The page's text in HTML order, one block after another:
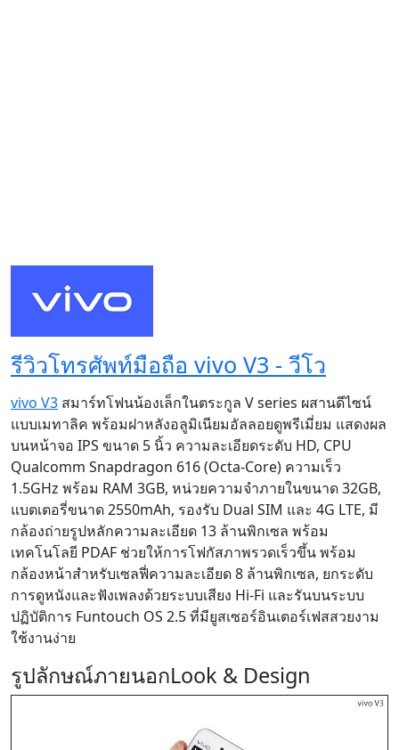
รีวิวโทรศัพท์มือถือ vivo V3 - วีโว
vivo V3 สมาร์ทโฟนน้องเล็กในตระกูล V series ผสานดีไซน์
แบบเมทาลิค พร้อมฝาหลังอลูมิเนียมอัลลอยดูพรีเมี่ยม แสดงผล
บนหน้าจอ IPS ขนาด 5 นิ้ว ความละเอียดระดับ HD, CPU
Qualcomm Snapdragon 616 (Octa-Core) ความเร็ว
1.5GHz พร้อม RAM 3GB, หน่วยความจำภายในขนาด 32GB,
แบตเตอรี่ขนาด 2550mAh, รองรับ Dual SIM และ 4G LTE, มี
กล้องถ่ายรูปหลักความละเอียด 13 ล้านพิกเซล พร้อม
เทคโนโลยี PDAF ช่วยให้การโฟกัสภาพรวดเร็วขึ้น พร้อม
กล้องหน้าสำหรับเซลฟี่ความละเอียด 8 ล้านพิกเซล, ยกระดับ
การดูหนังและฟังเพลงด้วยระบบเสียง Hi-Fi และรันบนระบบ
ปฏิบัติการ Funtouch OS 2.5 ที่มียูสเซอร์อินเตอร์เฟสสวยงาม
ใช้งานง่าย
รูปลักษณ์ภายนอกLook & Design